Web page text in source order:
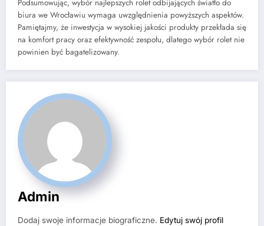
Podsumowując, wybór najlepszych rolet odbijających światło do
biura we Wrocławiu wymaga uwzględnienia powyższych aspektów.
Pamiętajmy, że inwestycja w wysokiej jakości produkty przekłada się
na komfort pracy oraz efektywność zespołu, dlatego wybór rolet nie
powinien być bagatelizowany.
Admin
Dodaj swoje informacje biograficzne. Edytuj swój profil